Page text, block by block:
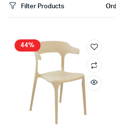
Filter Products
44%